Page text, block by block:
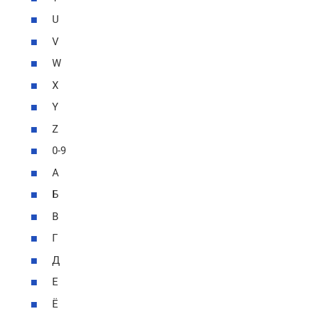
U
V
W
X
Y
Z
0-9
А
Б
В
Г
Д
Е
Ё